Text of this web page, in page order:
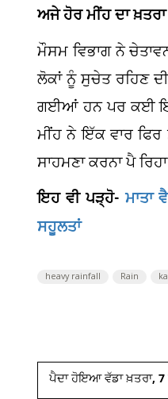
ਅਜੇ ਹੋਰ ਮੀਂਹ ਦਾ ਖ਼ਤਰਾ
ਮੌਸਮ ਵਿਭਾਗ ਨੇ
ਲੋਕਾਂ ਨੂੰ ਸੁਚੇਤ ਰਹਿਣ
ਗਈਆਂ ਹਨ ਪਰ ਕਈ
ਮੀਂਹ ਨੇ ਇੱਕ ਵਾਰ ਫਿਰ
ਸਾਹਮਣਾ ਕਰਨਾ ਪੈ
ਇਹ ਵੀ ਪੜ੍ਹੋ-ਮਾਤਾ
ਸਹੂਲਤਾਂ
heavy rainfall Rain
ਪੈਦਾ ਹੋਇਆ ਵੱਡਾ ਖ਼ਤਰਾ,